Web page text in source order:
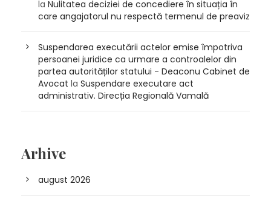
la Nulitatea deciziei de concediere în situația în
care angajatorul nu respectă termenul de preaviz
Suspendarea executării actelor emise împotriva
persoanei juridice ca urmare a controalelor din
partea autorităților statului - Deaconu Cabinet de
Avocat la Suspendare executare act
administrativ. Direcția Regională Vamală
Arhive
august 2026